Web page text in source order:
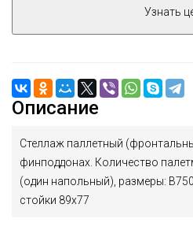
Узнать
Описание
Стеллаж паллетный
финподдонах. Количество
(один напольный), размеры:
стойки 89х77